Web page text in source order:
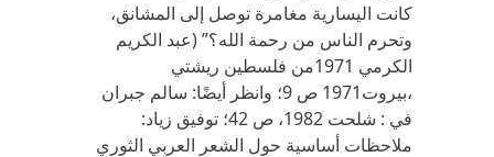
كانت اليسارية مغامرة توصل إلى المشانق،
وتحرم الناس من رحمة الله؟” (عبد الكريم
الكرمي 1971من فلسطين ريشتي
،بيروت1971 ص 9؛ وانظر أيضًا: سالم جبران
في : شلحت 1982، ص 42؛ توفيق زياد:
ملاحظات أساسية حول الشعر العربي الثوري